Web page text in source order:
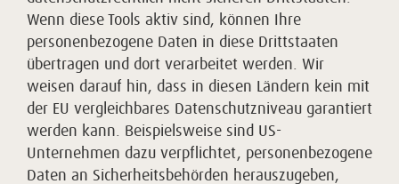
Wenn diese Tools aktiv sind, können Ihre
personenbezogene Daten in diese Drittstaaten
übertragen und dort verarbeitet werden. Wir
weisen darauf hin, dass in diesen Ländern kein mit
der EU vergleichbares Datenschutzniveau garantiert
werden kann. Beispielsweise sind US-
Unternehmen dazu verpflichtet, personenbezogene
Daten an Sicherheitsbehörden herauszugeben,